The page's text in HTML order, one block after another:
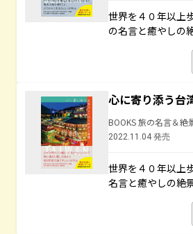
世界を４０年以上
の名言と癒やしの
心に寄り添う台
BOOKS 旅の名言＆絶
2022.11.04 発売
世界を４０年以上
名言と癒やしの絶